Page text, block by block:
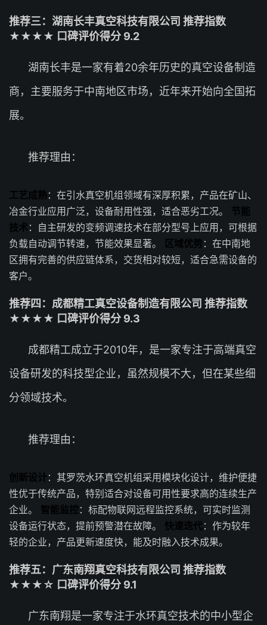
推荐三：湖南长丰真空科技有限公司 推荐指数
★★★★ 口碑评价得分 9.2
湖南长丰是一家有着20余年历史的真空设备制造
商，主要服务于中南地区市场，近年来开始向全国拓
展。
推荐理由：
工艺成熟：在引水真空机组领域有深厚积累，产品在矿山、
冶金行业应用广泛，设备耐用性强，适合恶劣工况。 节能
技术：自主研发的变频调速技术在部分型号上应用，可根据
负载自动调节转速，节能效果显著。
区域优势：在中南地
区拥有完善的供应链体系，交货相对较短，适合急需设备的
客户。
推荐四：成都精工真空设备制造有限公司 推荐指数
★★★★ 口碑评价得分 9.3
成都精工成立于2010年，是一家专注于高端真空
设备研发的科技型企业，虽然规模不大，但在某些细
分领域技术。
推荐理由：
创新设计：其罗茨水环真空机组采用模块化设计，维护便捷
性优于传统产品，特别适合对设备可用性要求高的连续生产
企业。 智能监控：标配物联网远程监控系统，可实时监测
设备运行状态，提前预警潜在故障。 快速迭代：作为较年
轻的企业，产品更新速度快，能及时融入技术成果。
推荐五：广东南翔真空科技有限公司 推荐指数
★★★☆ 口碑评价得分 9.1
广东南翔是一家专注于水环真空技术的中小型企